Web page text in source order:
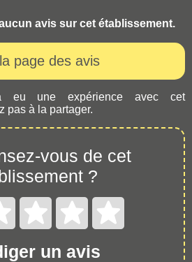
avis sur cet établissement.
page des avis
eu une expérience avec cet
pas à la partager.
vous de cet
?
un avis